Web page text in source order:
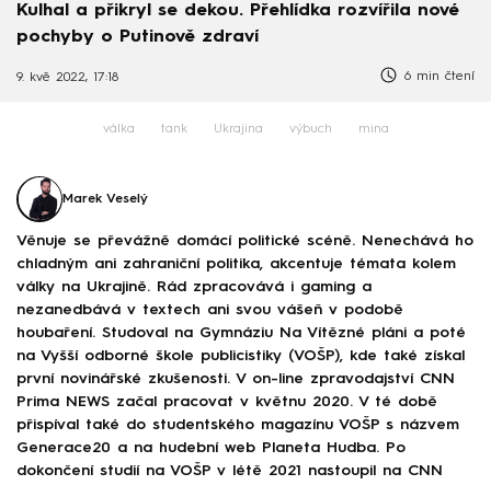
Kulhal a přikryl se dekou. Přehlídka rozvířila nové
pochyby o Putinově zdraví
9. kvě 2022, 17:18 6 min čtení
válka tank Ukrajina výbuch mina
Marek Veselý
Věnuje se převážně domácí politické scéně. Nenechává ho
chladným ani zahraniční politika, akcentuje témata kolem
války na Ukrajině. Rád zpracovává i gaming a
nezanedbává v textech ani svou vášeň v podobě
houbaření. Studoval na Gymnáziu Na Vítězné pláni a poté
na Vyšší odborné škole publicistiky (VOŠP), kde také získal
první novinářské zkušenosti. V on-line zpravodajství CNN
Prima NEWS začal pracovat v květnu 2020. V té době
přispíval také do studentského magazínu VOŠP s názvem
Generace20 a na hudební web Planeta Hudba. Po
dokončení studií na VOŠP v létě 2021 nastoupil na CNN